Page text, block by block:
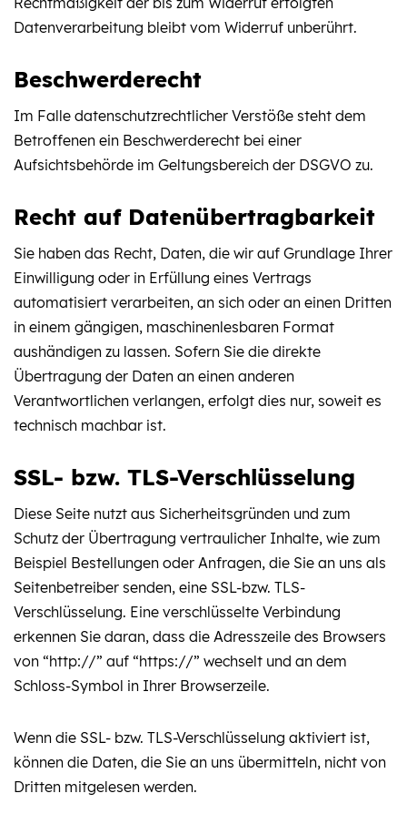
Datenverarbeitung bleibt vom Widerruf unberührt.
Beschwerderecht
Im Falle datenschutzrechtlicher Verstöße steht dem
Betroffenen ein Beschwerderecht bei einer
Aufsichtsbehörde im Geltungsbereich der DSGVO zu.
Recht auf Datenübertragbarkeit
Sie haben das Recht, Daten, die wir auf Grundlage Ihrer
Einwilligung oder in Erfüllung eines Vertrags
automatisiert verarbeiten, an sich oder an einen Dritten
in einem gängigen, maschinenlesbaren Format
aushändigen zu lassen. Sofern Sie die direkte
Übertragung der Daten an einen anderen
Verantwortlichen verlangen, erfolgt dies nur, soweit es
technisch machbar ist.
SSL- bzw. TLS-Verschlüsselung
Diese Seite nutzt aus Sicherheitsgründen und zum
Schutz der Übertragung vertraulicher Inhalte, wie zum
Beispiel Bestellungen oder Anfragen, die Sie an uns als
Seitenbetreiber senden, eine SSL-bzw. TLS-
Verschlüsselung. Eine verschlüsselte Verbindung
erkennen Sie daran, dass die Adresszeile des Browsers
von “http://” auf “https://” wechselt und an dem
Schloss-Symbol in Ihrer Browserzeile.
Wenn die SSL- bzw. TLS-Verschlüsselung aktiviert ist,
können die Daten, die Sie an uns übermitteln, nicht von
Dritten mitgelesen werden.